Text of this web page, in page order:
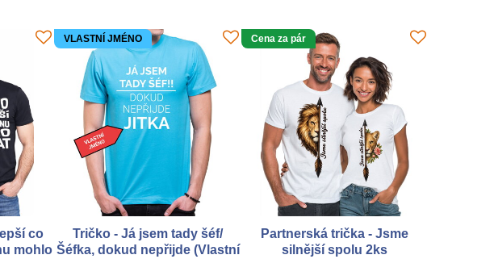
co
mohlo
VLASTNÍ JMÉNO
Tričko - Já jsem tady šéf/
Šéfka, dokud nepřijde (Vlastní
Cena za pár
Partnerská trička - Jsme
silnější spolu 2ks